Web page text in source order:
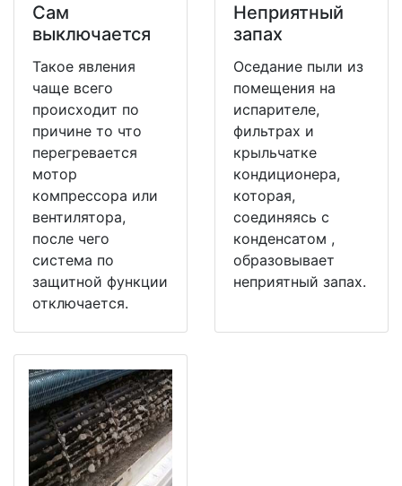
Сам
выключается
Такое явления
чаще всего
происходит по
причине то что
перегревается
мотор
компрессора или
вентилятора,
после чего
система по
защитной функции
отключается.
Неприятный
запах
Оседание пыли из
помещения на
испарителе,
фильтрах и
крыльчатке
кондиционера,
которая,
соединяясь с
конденсатом ,
образовывает
неприятный запах.